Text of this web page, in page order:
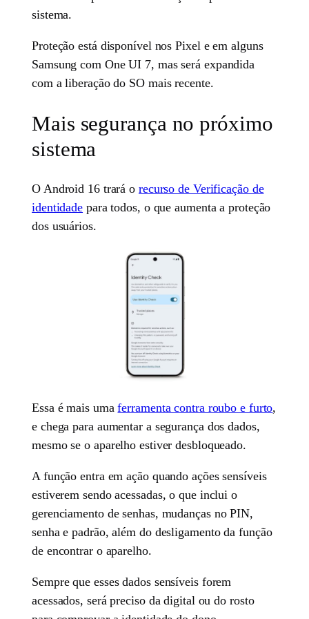
sistema.
Proteção está disponível nos Pixel e em alguns
Samsung com One UI 7, mas será expandida
com a liberação do SO mais recente.
Mais segurança no próximo
sistema
O Android 16 trará o recurso de Verificação de
identidade para todos, o que aumenta a proteção
dos usuários.
Essa é mais umaferramenta contra roubo e furto,
e chega para aumentar a segurança dos dados,
mesmo se o aparelho estiver desbloqueado.
A função entra em ação quando ações sensíveis
estiverem sendo acessadas, o que inclui o
gerenciamento de senhas, mudanças no PIN,
senha e padrão, além do desligamento da função
de encontrar o aparelho.
Sempre que esses dados sensíveis forem
acessados, será preciso da digital ou do rosto